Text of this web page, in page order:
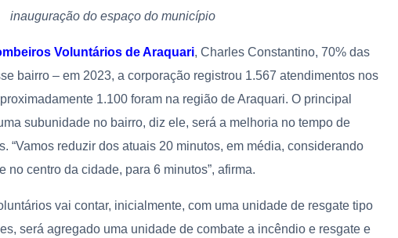
inauguração do espaço do município
Voluntários de Araquari, Charles Constantino, 70% das
bairro – em 2023, a corporação registrou 1.567 atendimentos nos
1.100 foram na região de Araquari. O principal
subunidade no bairro, diz ele, será a melhoria no tempo de
“Vamos reduzir dos atuais 20 minutos, em média, considerando
no centro da cidade, para 6 minutos”, afirma.
vai contar, inicialmente, com uma unidade de resgate tipo
será agregado uma unidade de combate a incêndio e resgate e